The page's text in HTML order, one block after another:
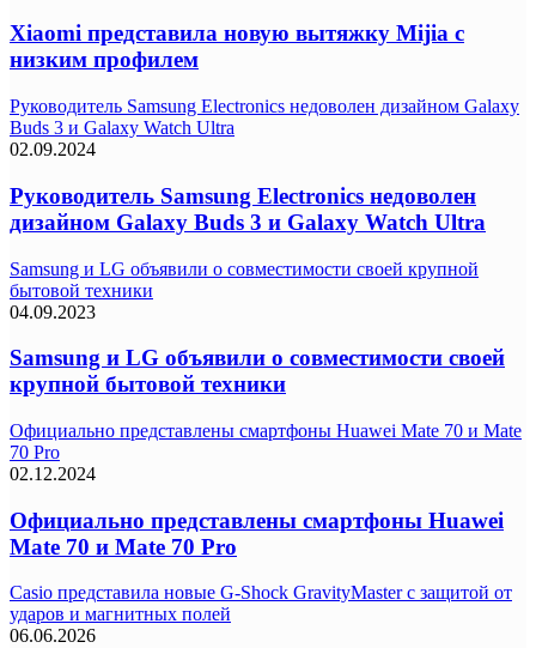
Xiaomi представила новую вытяжку Mijia с
низким профилем
Руководитель Samsung Electronics недоволен дизайном Galaxy
Buds 3 и Galaxy Watch Ultra
02.09.2024
Руководитель Samsung Electronics недоволен
дизайном Galaxy Buds 3 и Galaxy Watch Ultra
Samsung и LG объявили о совместимости своей крупной
бытовой техники
04.09.2023
Samsung и LG объявили о совместимости своей
крупной бытовой техники
Официально представлены смартфоны Huawei Mate 70 и Mate
70 Pro
02.12.2024
Официально представлены смартфоны Huawei
Mate 70 и Mate 70 Pro
Casio представила новые G-Shock GravityMaster с защитой от
ударов и магнитных полей
06.06.2026